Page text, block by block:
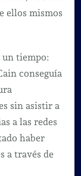
ellos mismos
un tiempo:
conseguía
sin asistir a
a las redes
haber
a través de